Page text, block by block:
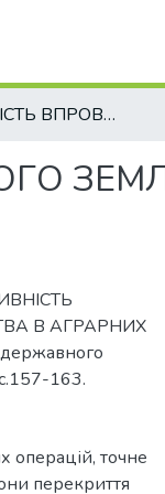
ЕФЕКТИВНІСТЬ ВПРОВАДЖЕННЯ СИСТЕМ ТОЧНОГО ЗЕМЛЕРОБСТВА В АГРАРНИХ ПІДПРИЄМСТВАХ
В АГРАРНИХ
163.
операцій, точне
перекриття